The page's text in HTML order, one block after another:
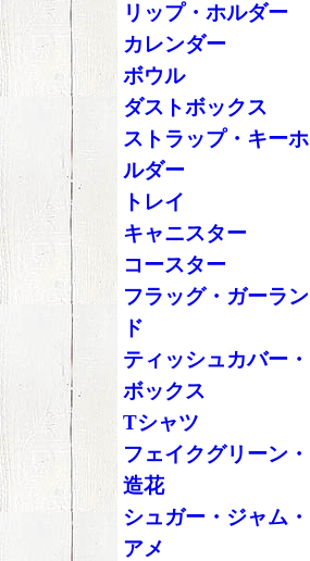
リップ・ホルダー
カレンダー
ボウル
ダストボックス
ストラップ・キーホ
ルダー
トレイ
キャニスター
コースター
フラッグ・ガーラン
ド
ティッシュカバー・
ボックス
Tシャツ
フェイクグリーン・
造花
シュガー・ジャム・
アメ